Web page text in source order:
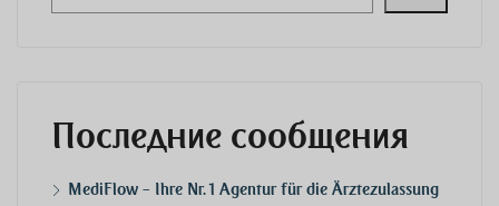
Последние сообщения
MediFlow – Ihre Nr. 1 Agentur für die Ärztezulassung